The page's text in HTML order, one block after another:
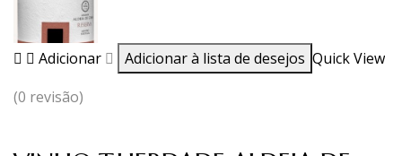
Adicionar Adicionar à lista de desejos Quick View
(0 revisão)